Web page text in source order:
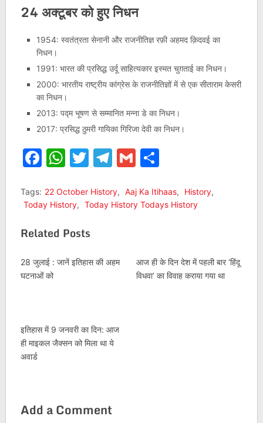
24 अक्टूबर को हुए निधन
1954: स्वतंत्रता सेनानी और राजनीतिज्ञ रफ़ी अहमद क़िदवई का
निधन।
1991: भारत की प्रसिद्ध उर्दू साहित्यकार इस्मत चुग़ताई का निधन।
2000: भारतीय राष्ट्रीय कांग्रेस के राजनीतिज्ञों में से एक सीताराम केसरी
का निधन।
2013: पद्म भूषण से सम्मानित मन्ना डे का निधन।
2017: प्रसिद्ध ठुमरी गायिका गिरिजा देवी का निधन।
Facebook
WhatsApp
Twitter
Telegram
GmailShare
Tags: 22 October History, Aaj Ka Itihaas, History,
Today History, Today History Todays History
Related Posts
28 जुलाई : जानें इतिहास की अहम
घटनाओं को
आज ही के दिन देश में पहली बार ‘हिंदू
विधवा’ का विवाह कराया गया था
इतिहास में 9 जनवरी का दिन: आज
ही माइकल जैक्सन को मिला था ये
अवार्ड
Add a Comment